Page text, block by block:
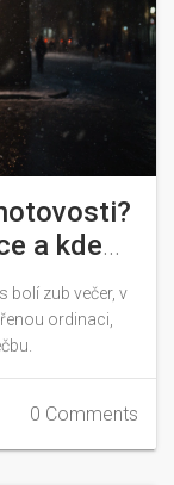
a kde
bolí zub večer, v
ordinaci,
0 Comments